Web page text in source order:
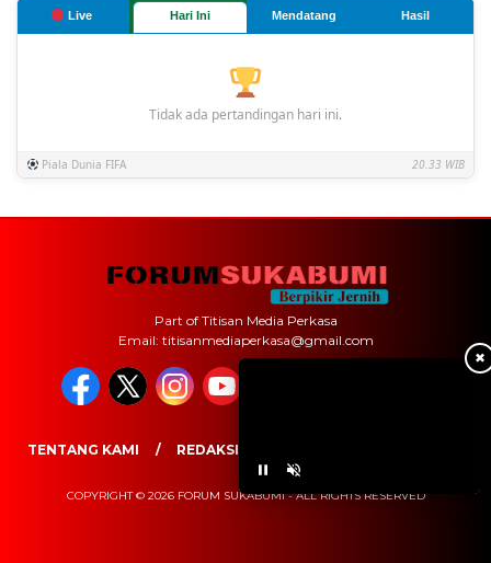
Live Hari Ini Mendatang Hasil
Tidak ada pertandingan hari ini.
Piala Dunia FIFA 20.33 WIB
✖
Part of Titisan Media Perkasa
Email: titisanmediaperkasa@gmail.com
TENTANG KAMI REDAKSI
COPYRIGHT © 2026 FORUM SUKABUMI - ALL RIGHTS RESERVED